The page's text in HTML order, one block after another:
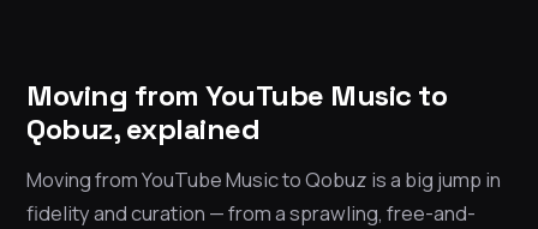
Moving from YouTube Music to
Qobuz, explained
Moving from YouTube Music to Qobuz is a big jump in
fidelity and curation — from a sprawling, free-and-